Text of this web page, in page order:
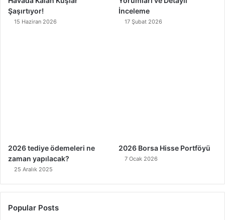
Şaşırtıyor!
15 Haziran 2026
İnceleme
17 Şubat 2026
2026 tediye ödemeleri ne
zaman yapılacak?
25 Aralık 2025
2026 Borsa Hisse Portföyü
7 Ocak 2026
Popular Posts